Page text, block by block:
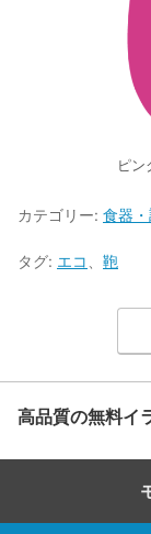
ピン
カテゴリー: 食器
タグ: エコ 鞄
高品質の無料イ